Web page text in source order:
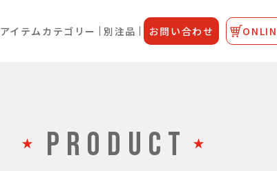
アイテムカテゴリー 別注品 お問い合わせ
PRODUCT